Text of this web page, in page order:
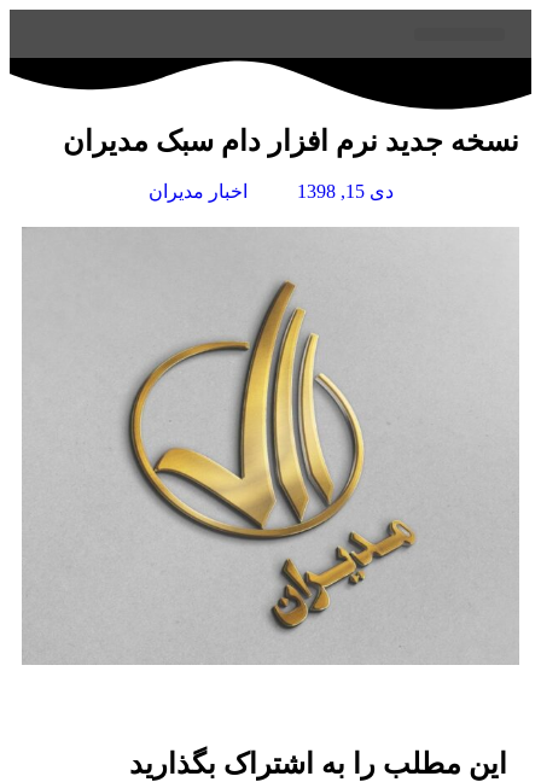
نسخه جدید نرم افزار دام سبک مدیران
دی 15, 1398 اخبار مديران
این مطلب را به اشتراک بگذارید